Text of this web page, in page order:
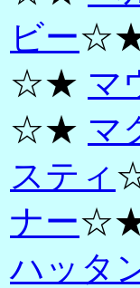
ビー
☆★ マ
☆★ マ
スティ
ナー
ハッタ